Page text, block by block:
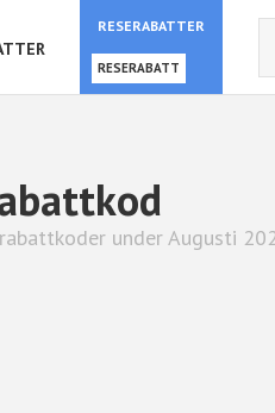
RESERABATTER
RESERABATT
under Augusti